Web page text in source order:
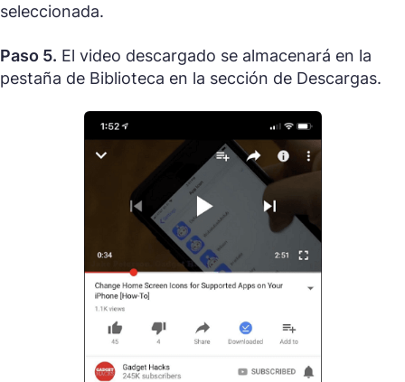
seleccionada.
Paso 5. El video descargado se almacenará en la
pestaña de Biblioteca en la sección de Descargas.